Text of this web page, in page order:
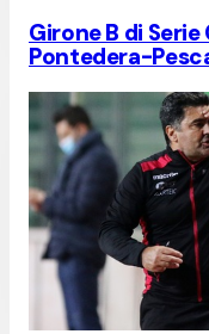
Girone B di
Pontedera-